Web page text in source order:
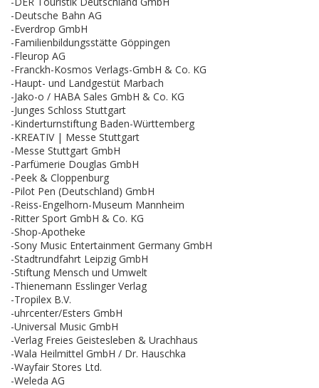
-Deutsche Bahn AG
-Everdrop GmbH
-Familienbildungsstätte Göppingen
-Fleurop AG
-Franckh-Kosmos Verlags-GmbH & Co. KG
-Haupt- und Landgestüt Marbach
-Jako-o / HABA Sales GmbH & Co. KG
-Junges Schloss Stuttgart
-Kinderturnstiftung Baden-Württemberg
-KREATIV | Messe Stuttgart
-Messe Stuttgart GmbH
-Parfümerie Douglas GmbH
-Peek & Cloppenburg
-Pilot Pen (Deutschland) GmbH
-Reiss-Engelhorn-Museum Mannheim
-Ritter Sport GmbH & Co. KG
-Shop-Apotheke
-Sony Music Entertainment Germany GmbH
-Stadtrundfahrt Leipzig GmbH
-Stiftung Mensch und Umwelt
-Thienemann Esslinger Verlag
-Tropilex B.V.
-uhrcenter/Esters GmbH
-Universal Music GmbH
-Verlag Freies Geistesleben & Urachhaus
-Wala Heilmittel GmbH / Dr. Hauschka
-Wayfair Stores Ltd.
-Weleda AG